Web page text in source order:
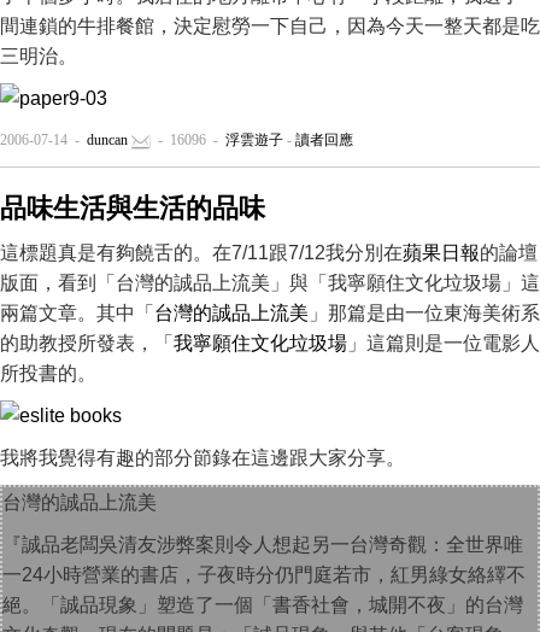
間連鎖的牛排餐館，決定慰勞一下自己，因為今天一整天都是吃
三明治。
2006-07-14 - duncan - 16096 - 浮雲遊子 - 讀者回應
品味生活與生活的品味
這標題真是有夠饒舌的。在7/11跟7/12我分別在蘋果日報的論壇
版面，看到「台灣的誠品上流美」與「我寧願住文化垃圾場」這
兩篇文章。其中「 台灣的誠品上流美 」那篇是由一位東海美術系
的助教授所發表，「 我寧願住文化垃圾場 」這篇則是一位電影人
所投書的。
我將我覺得有趣的部分節錄在這邊跟大家分享。
台灣的誠品上流美
『誠品老闆吳清友涉弊案則令人想起另一台灣奇觀：全世界唯
一24小時營業的書店，子夜時分仍門庭若市，紅男綠女絡繹不
絕。「誠品現象」塑造了一個「書香社會，城開不夜」的台灣